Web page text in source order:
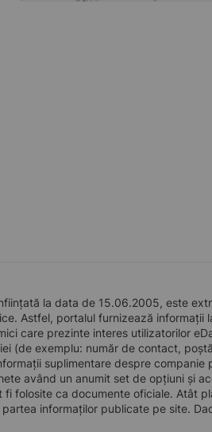
la data de 15.06.2005, este
Astfel, portalul furnizează informații
care prezinte interes utilizatorilor
(de exemplu: număr de contact,
suplimentare despre
având un anumit set de opțiuni și
folosite ca documente oficiale. Atât
informaților publicate pe site.